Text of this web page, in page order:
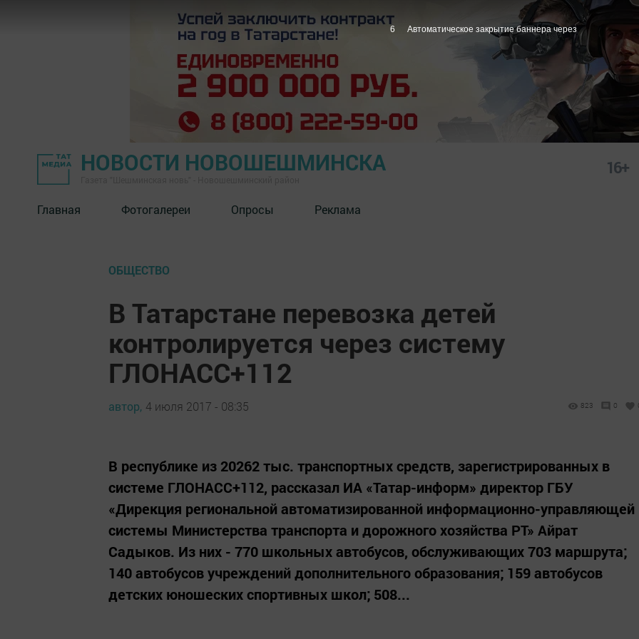
НОВОСТИ НОВОШЕШМИНСКА 16+
Главная Фотогалереи Опросы Реклама
ОБЩЕСТВО
В Татарстане перевозка детей
контролируется через систему
ГЛОНАСС+112
автор, 4 июля 2017 - 08:35 823 0
В республике из 20262 тыс. транспортных средств, зарегистрированных в
системе ГЛОНАСС+112, рассказал ИА «Татар-информ» директор ГБУ
«Дирекция региональной автоматизированной информационно-управляющей
системы Министерства транспорта и дорожного хозяйства РТ» Айрат
Садыков. Из них - 770 школьных автобусов, обслуживающих 703 маршрута;
140 автобусов учреждений дополнительного образования; 159 автобусов
детских юношеских спортивных школ; 508...
5 Автоматическое закрытие баннера через